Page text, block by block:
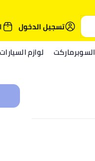
تسجيل الدخول
السوبرماركت لوازم السيارات